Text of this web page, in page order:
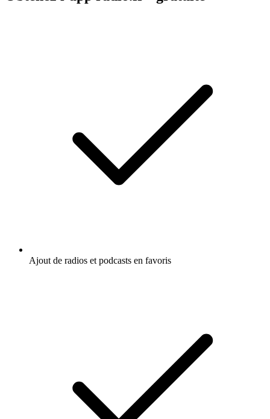
Ajout de radios et podcasts en favoris